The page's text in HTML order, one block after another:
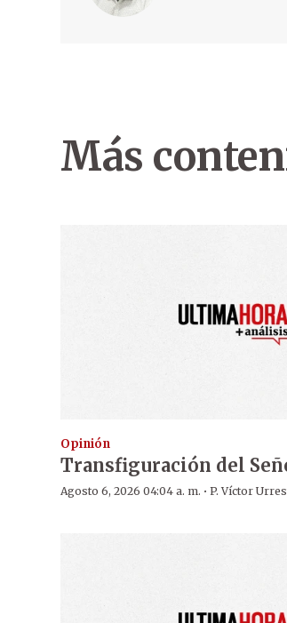
Más
Opinión
Transfiguración del
Agosto 6, 2026 04:04 a. m. · P. Víctor